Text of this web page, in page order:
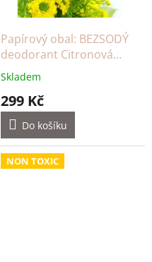
Papírový obal: BEZSODÝ
deodorant Citronová
meduňka
Skladem
299 Kč
Do košíku
NON TOXIC